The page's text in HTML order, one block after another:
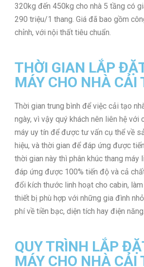
320kg đến 450kg cho nhà 5 tầng có
290 triệu/1 thang. Giá đã bao gồm
chỉnh, với nội thất tiêu chuẩn.
THỜI GIAN LẮP
MÁY CHO NHÀ CẢI
Thời gian trung bình để việc cải tạo
ngày, vì vậy quý khách nên liên hệ với
máy uy tín để được tư vấn cụ thể về
hiệu, và thời gian để đáp ứng được
thời gian này thì phân khúc thang máy
đáp ứng được 100% tiến độ và cả
đổi kích thước linh hoạt cho cabin,
thiết bị phù hợp với những gia đình
phí về tiền bạc, diện tích hay điện năng.
QUY TRÌNH LẮP
MÁY CHO NHÀ CẢI